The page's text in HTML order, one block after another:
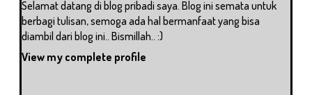
Selamat datang di blog pribadi saya. Blog ini semata untuk
berbagi tulisan, semoga ada hal bermanfaat yang bisa
diambil dari blog ini.. Bismillah.. :)
View my complete profile